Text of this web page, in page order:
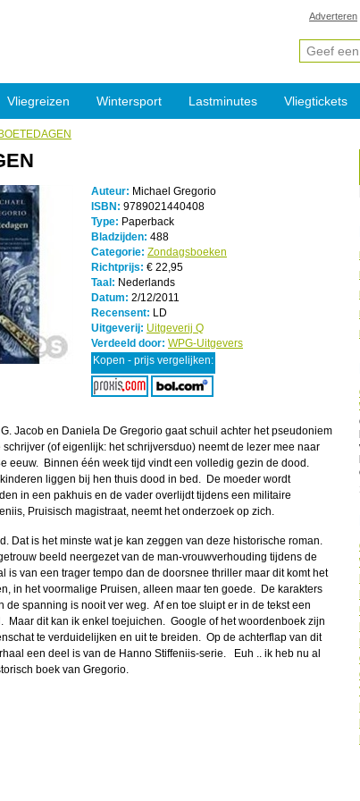
Adverteren
Vliegreizen Wintersport Lastminutes Vliegtickets
BOETEDAGEN
Auteur: Michael Gregorio
ISBN: 9789021440408
Type: Paperback
Bladzijden: 488
Categorie: Zondagsboeken
Richtprijs: € 22,95
Taal: Nederlands
Datum: 2/12/2011
Recensent: LD
Uitgeverij: Uitgeverij Q
Verdeeld door: WPG-Uitgevers
Kopen - prijs vergelijken:
Jacob en Daniela De Gregorio gaat schuil achter het pseudoniem
(of eigenlijk: het schrijversduo) neemt de lezer mee naar
eeuw. Binnen één week tijd vindt een volledig gezin de dood.
liggen bij hen thuis dood in bed. De moeder wordt
in een pakhuis en de vader overlijdt tijdens een militaire
Pruisisch magistraat, neemt het onderzoek op zich.
Dat is het minste wat je kan zeggen van deze historische roman.
beeld neergezet van de man-vrouwverhouding tijdens de
is van een trager tempo dan de doorsnee thriller maar dit komt het
in het voormalige Pruisen, alleen maar ten goede. De karakters
de spanning is nooit ver weg. Af en toe sluipt er in de tekst een
Maar dit kan ik enkel toejuichen. Google of het woordenboek zijn
te verduidelijken en uit te breiden. Op de achterflap van dit
een deel is van de Hanno Stiffeniis-serie. Euh .. ik heb nu al
boek van Gregorio.